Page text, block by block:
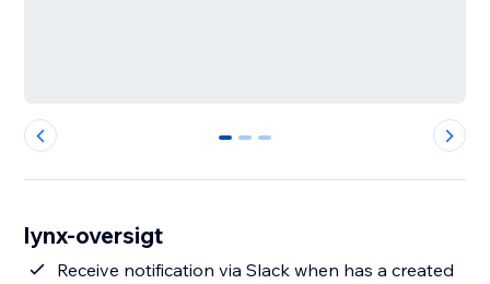
0 1 2
lynx-oversigt
Receive notification via Slack when has a created